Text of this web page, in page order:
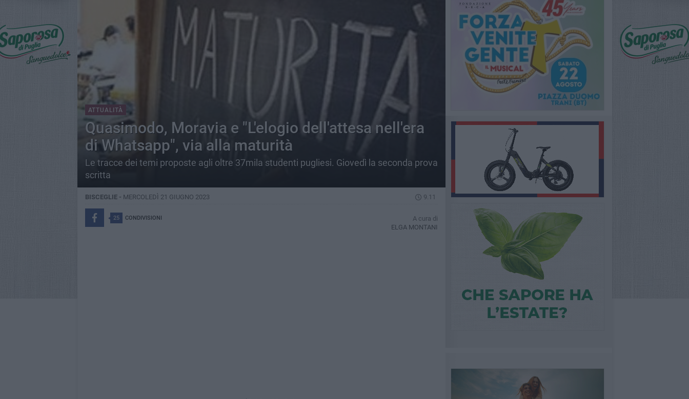
ATTUALITÀ
Quasimodo, Moravia e "L'elogio dell'attesa nell'era
di Whatsapp", via alla maturità
Le tracce dei temi proposte agli oltre 37mila studenti pugliesi. Giovedì la seconda prova
scritta
BISCEGLIE - MERCOLEDÌ 21 GIUGNO 2023 9.11
25 CONDIVISIONI
A cura di
ELGA MONTANI